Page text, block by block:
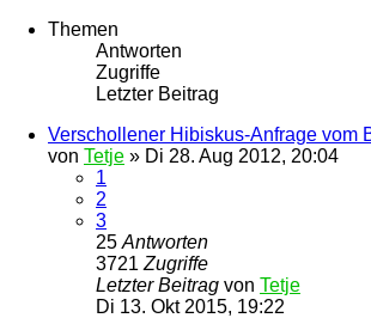
Themen
Antworten
Zugriffe
Letzter Beitrag
Verschollener Hibiskus-Anfrage vom
von Tetje » Di 28. Aug 2012, 20:04
1
2
3
25 Antworten
3721 Zugriffe
Letzter Beitrag von Tetje
Di 13. Okt 2015, 19:22